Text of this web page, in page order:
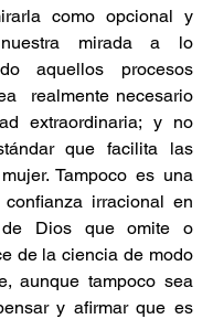
como opcional y
nuestra mirada a lo
aquellos procesos
realmente necesario
extraordinaria; y no
que facilita las
Tampoco es una
irracional en
de Dios que omite o
de la ciencia de modo
aunque tampoco sea
y afirmar que es